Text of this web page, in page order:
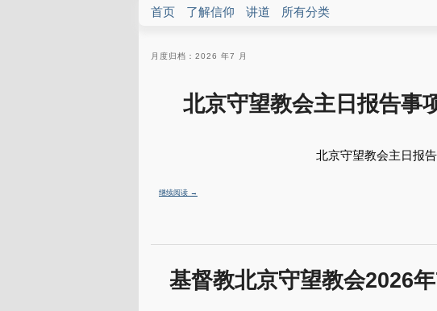
首页 了解信仰 讲道 所有分类
月度归档： 2026 年7 月
北京守望教会主日报告事
北京守望教会主日报
继续阅读 →
基督教北京守望教会2026